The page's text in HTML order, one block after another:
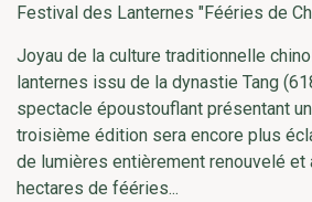
Festival des Lanternes "Fééries de
Joyau de la culture traditionnelle
lanternes issu de la dynastie Tang
spectacle époustouflant présentant
troisième édition sera encore plus
de lumières entièrement renouvelé et
hectares de fééries...